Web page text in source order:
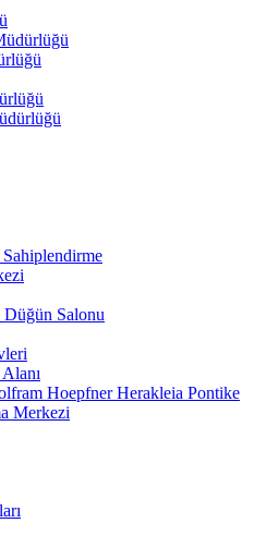
Sahiplendirme
Düğün Salonu
Hoepfner Herakleia Pontike
Merkezi